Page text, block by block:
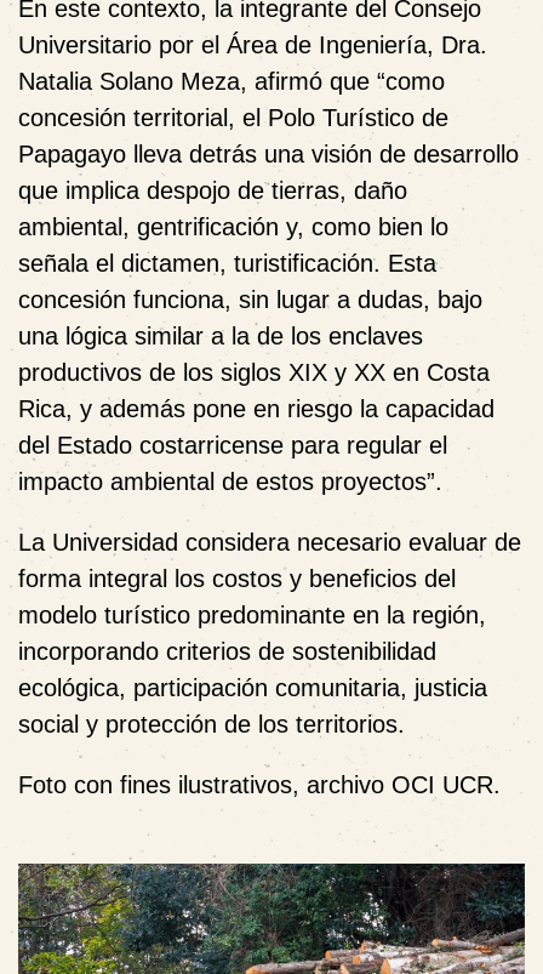
En este contexto, la integrante del Consejo
Universitario por el Área de Ingeniería, Dra.
Natalia Solano Meza, afirmó que “como
concesión territorial, el Polo Turístico de
Papagayo lleva detrás una visión de desarrollo
que implica despojo de tierras, daño
ambiental, gentrificación y, como bien lo
señala el dictamen, turistificación. Esta
concesión funciona, sin lugar a dudas, bajo
una lógica similar a la de los enclaves
productivos de los siglos XIX y XX en Costa
Rica, y además pone en riesgo la capacidad
del Estado costarricense para regular el
impacto ambiental de estos proyectos”.
La Universidad considera necesario evaluar de
forma integral los costos y beneficios del
modelo turístico predominante en la región,
incorporando criterios de sostenibilidad
ecológica, participación comunitaria, justicia
social y protección de los territorios.
Foto con fines ilustrativos, archivo OCI UCR.